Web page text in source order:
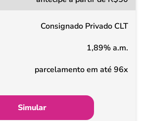
Consignado Privado CLT
1,89% a.m.
parcelamento em até 96x
Simular